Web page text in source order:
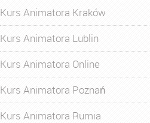
Kurs Animatora Kraków
Kurs Animatora Lublin
Kurs Animatora Online
Kurs Animatora Poznań
Kurs Animatora Rumia